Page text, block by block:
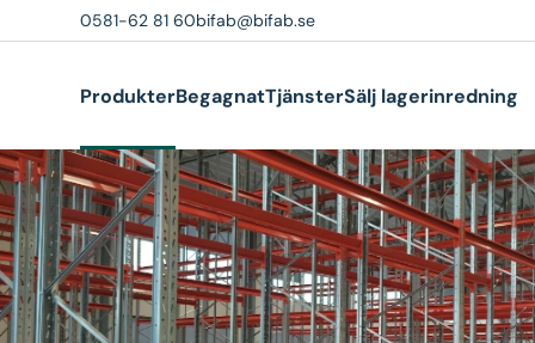
0581-62 81 60bifab@bifab.se
ProdukterBegagnatTjänsterSälj lagerinredning